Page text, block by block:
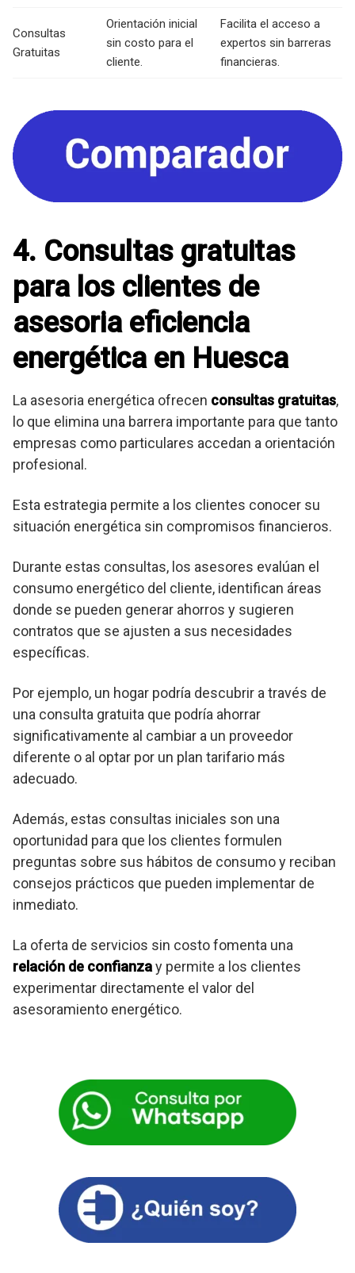
Consultas
Gratuitas
Orientación inicial
sin costo para el
cliente.
Facilita el acceso a
expertos sin barreras
financieras.
4. Consultas gratuitas
para los clientes de
asesoria eficiencia
energética en Huesca
La asesoria energética ofrecen consultas gratuitas,
lo que elimina una barrera importante para que tanto
empresas como particulares accedan a orientación
profesional.
Esta estrategia permite a los clientes conocer su
situación energética sin compromisos financieros.
Durante estas consultas, los asesores evalúan el
consumo energético del cliente, identifican áreas
donde se pueden generar ahorros y sugieren
contratos que se ajusten a sus necesidades
específicas.
Por ejemplo, un hogar podría descubrir a través de
una consulta gratuita que podría ahorrar
significativamente al cambiar a un proveedor
diferente o al optar por un plan tarifario más
adecuado.
Además, estas consultas iniciales son una
oportunidad para que los clientes formulen
preguntas sobre sus hábitos de consumo y reciban
consejos prácticos que pueden implementar de
inmediato.
La oferta de servicios sin costo fomenta una
relación de confianzay permite a los clientes
experimentar directamente el valor del
asesoramiento energético.